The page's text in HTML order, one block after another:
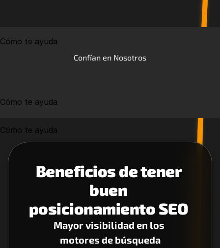
Cómo te ayuda
Confían en Nosotros
Cómo te ayuda
Cómo te ayuda
Beneficios de tener
buen
posicionamiento SEO
Mayor visibilidad en los
motores de búsqueda